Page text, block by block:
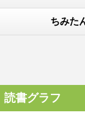
ちみた
読書グラフ